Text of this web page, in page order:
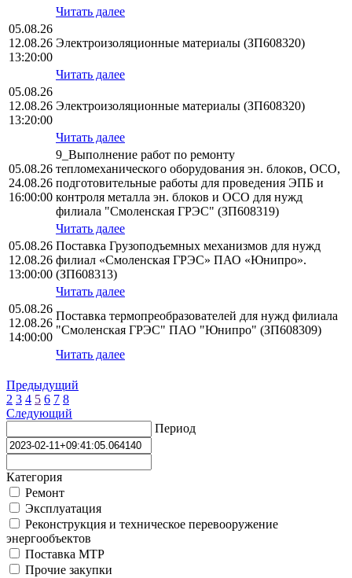
Читать далее
05.08.26
12.08.26
13:20:00
Электроизоляционные материалы (ЗП608320)
Читать далее
05.08.26
12.08.26
13:20:00
Электроизоляционные материалы (ЗП608320)
Читать далее
05.08.26
24.08.26
16:00:00
9_Выполнение работ по ремонту
тепломеханического оборудования эн. блоков, ОСО,
подготовительные работы для проведения ЭПБ и
контроля металла эн. блоков и ОСО для нужд
филиала "Смоленская ГРЭС" (ЗП608319)
Читать далее
05.08.26
12.08.26
13:00:00
Поставка Грузоподъемных механизмов для нужд
филиал «Смоленская ГРЭС» ПАО «Юнипро».
(ЗП608313)
Читать далее
05.08.26
12.08.26
14:00:00
Поставка термопреобразователей для нужд филиала
"Смоленская ГРЭС" ПАО "Юнипро" (ЗП608309)
Читать далее
Предыдущий
2 3 4 5 6 7 8
Следующий
Период
Категория
Ремонт
Эксплуатация
Реконструкция и техническое перевооружение
энергообъектов
Поставка МТР
Прочие закупки